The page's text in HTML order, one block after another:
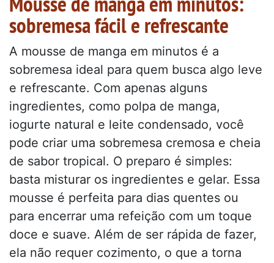
sobremesa fácil e refrescante
A mousse de manga em minutos é a
sobremesa ideal para quem busca algo leve
e refrescante. Com apenas alguns
ingredientes, como polpa de manga,
iogurte natural e leite condensado, você
pode criar uma sobremesa cremosa e cheia
de sabor tropical. O preparo é simples:
basta misturar os ingredientes e gelar. Essa
mousse é perfeita para dias quentes ou
para encerrar uma refeição com um toque
doce e suave. Além de ser rápida de fazer,
ela não requer cozimento, o que a torna